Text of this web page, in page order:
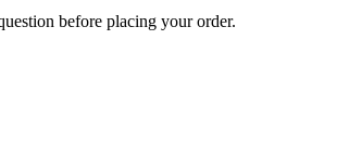
before placing your order.